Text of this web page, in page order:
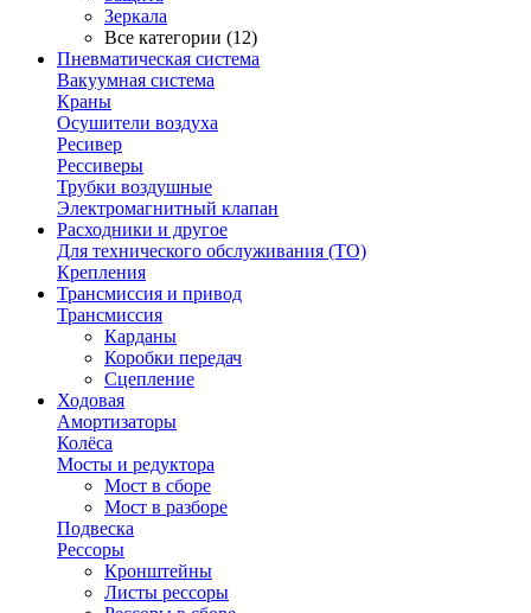
Зеркала
Все категории (12)
Пневматическая система
Вакуумная система
Краны
Осушители воздуха
Ресивер
Рессиверы
Трубки воздушные
Электромагнитный клапан
Расходники и другое
Для технического обслуживания (ТО)
Крепления
Трансмиссия и привод
Трансмиссия
Карданы
Коробки передач
Сцепление
Ходовая
Амортизаторы
Колёса
Мосты и редуктора
Мост в сборе
Мост в разборе
Подвеска
Рессоры
Кронштейны
Листы рессоры